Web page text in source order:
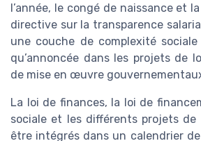
l’année, le congé de naissance et
directive sur la transparence
une couche de complexité
qu’annoncée dans les projets de
de mise en œuvre
La loi de finances, la loi de
sociale et les différents projets de
être intégrés dans un calendrier